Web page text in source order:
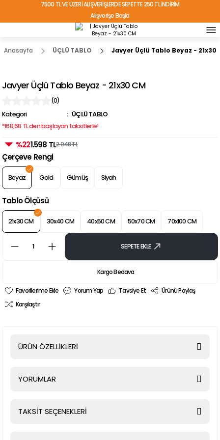
7500 TL VE ÜZERİ ALIŞVERİŞLERDE SEPETTE 250 TL İNDİRİM
Alışverişe Başla
TÜRKİYE'NİN HER YERİNE ÜCRETSİZ KARGO!
Anasayfa ÜÇLÜ TABLO Javyer Üçlü Tablo Beyaz - 21x30
Javyer Üçlü Tablo Beyaz - 21x30 CM
(0)
Kategori
ÜÇLÜ TABLO
*168,68 TL den başlayan taksitlerle!
%221.598 TL2.048 TL
Çerçeve Rengi
Beyaz Gold Gümüş Siyah
Tablo Ölçüsü
21x30 CM 30x40 CM 40x50 CM 50x70 CM 70x100 CM
SEPETE EKLE
Kargo Bedava
Yorum Yap Tavsiye Et
Ürünü Paylaş
Karşılaştır
ÜRÜN ÖZELLİKLERİ
YORUMLAR
TAKSİT SEÇENEKLERİ